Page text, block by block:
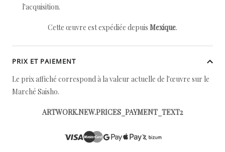
l'acquisition.
Cette œuvre est expédiée depuis Mexique.
PRIX ET PAIEMENT
Le prix affiché correspond à la valeur actuelle de l'œuvre sur le
Marché Saisho.
ARTWORK.NEW.PRICES_PAYMENT_TEXT2